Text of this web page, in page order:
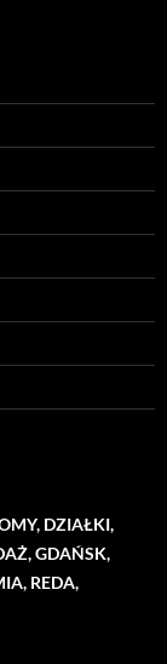
DZIAŁKI,
GDAŃSK,
REDA,